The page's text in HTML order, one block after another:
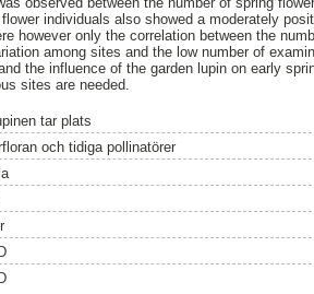
individuals also showed a moderately
however only the correlation between the
among sites and the low number of
the influence of the garden lupin on early
sites are needed.
tar plats
och tidiga pollinatörer